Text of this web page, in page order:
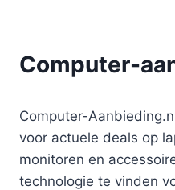
Computer-
Computer-
voor actuele deals op
monitoren en
technologie te vinden